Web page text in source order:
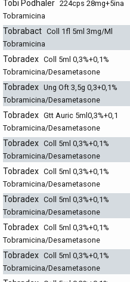
Tobi Podhaler 224cps 28mg+5ina
Tobramicina
Tobrabact Coll 1fl 5ml 3mg/Ml
Tobramicina
Tobradex Coll 5ml 0,3%+0,1%
Tobramicina/Desametasone
Tobradex Ung Oft 3,5g 0,3+0,1%
Tobramicina/Desametasone
Tobradex Gtt Auric 5ml0,3%+0,1
Tobramicina/Desametasone
Tobradex Coll 5ml 0,3%+0,1%
Tobramicina/Desametasone
Tobradex Coll 5ml 0,3%+0,1%
Tobramicina/Desametasone
Tobradex Coll 5ml 0,3%+0,1%
Tobramicina/Desametasone
Tobradex Coll 5ml 0,3%+0,1%
Tobramicina/Desametasone
Tobradex Coll 5ml 0,3%+0,1%
Tobramicina/Desametasone